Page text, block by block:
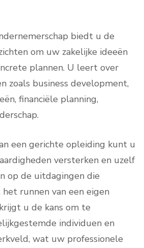
biedt u de
om uw zakelijke ideeën
plannen. U leert over
zoals business development,
financiële planning,
een gerichte opleiding kunt u
versterken en uzelf
op de uitdagingen die
runnen van een eigen
u de kans om te
individuen en
wat uw professionele